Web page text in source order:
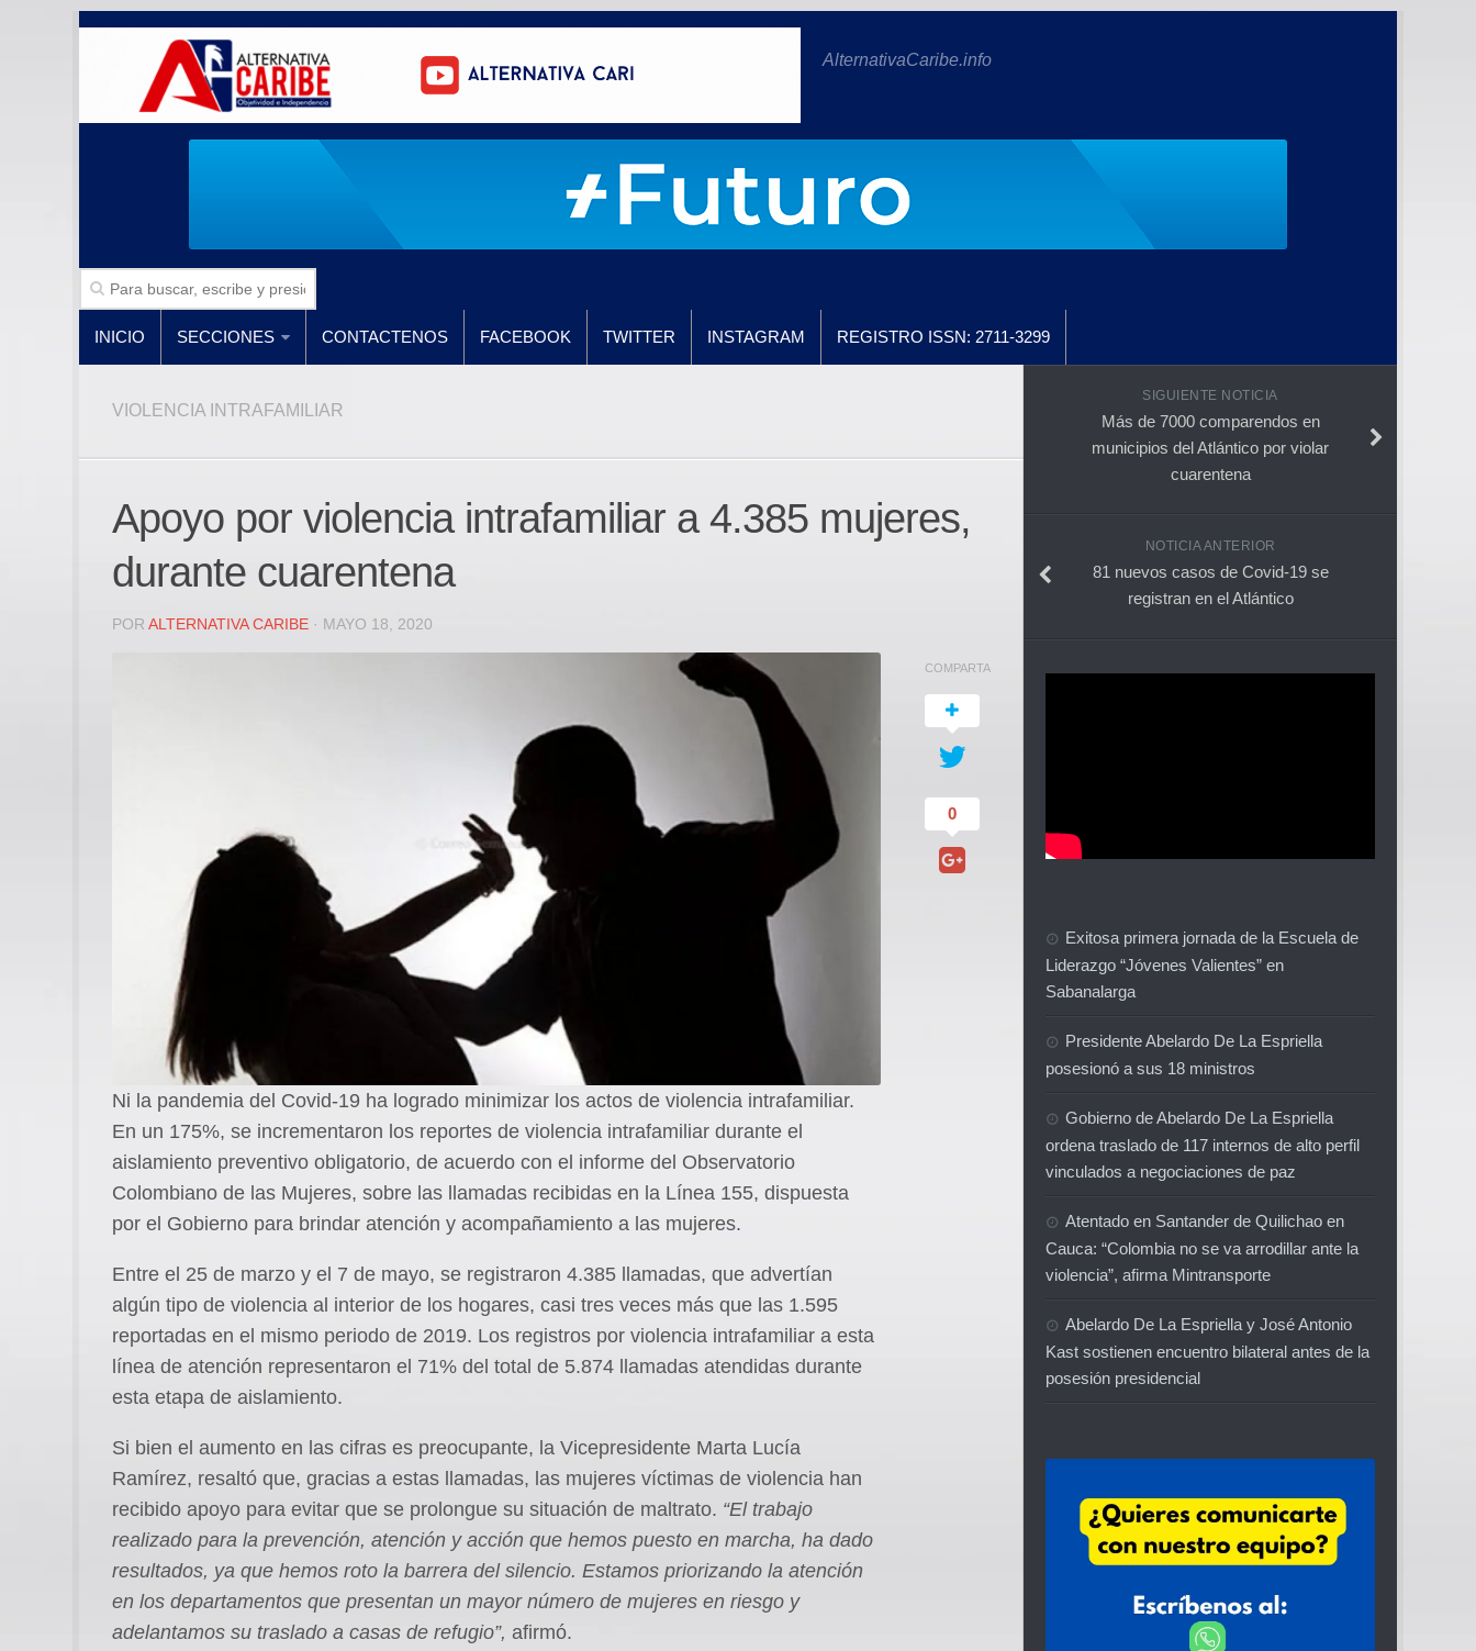
AlternativaCaribe.info
INICIO SECCIONES CONTACTENOS FACEBOOK TWITTER INSTAGRAM REGISTRO ISSN: 2711-3299
VIOLENCIA INTRAFAMILIAR
Apoyo por violencia intrafamiliar a 4.385 mujeres,
durante cuarentena
POR ALTERNATIVA CARIBE · MAYO 18, 2020
Ni la pandemia del Covid-19 ha logrado minimizar los actos de violencia intrafamiliar.
En un 175%, se incrementaron los reportes de violencia intrafamiliar durante el
aislamiento preventivo obligatorio, de acuerdo con el informe del Observatorio
Colombiano de las Mujeres, sobre las llamadas recibidas en la Línea 155, dispuesta
por el Gobierno para brindar atención y acompañamiento a las mujeres.
Entre el 25 de marzo y el 7 de mayo, se registraron 4.385 llamadas, que advertían
algún tipo de violencia al interior de los hogares, casi tres veces más que las 1.595
reportadas en el mismo periodo de 2019. Los registros por violencia intrafamiliar a esta
línea de atención representaron el 71% del total de 5.874 llamadas atendidas durante
esta etapa de aislamiento.
Si bien el aumento en las cifras es preocupante, la Vicepresidente Marta Lucía
Ramírez, resaltó que, gracias a estas llamadas, las mujeres víctimas de violencia han
recibido apoyo para evitar que se prolongue su situación de maltrato. “El trabajo
realizado para la prevención, atención y acción que hemos puesto en marcha, ha dado
resultados, ya que hemos roto la barrera del silencio. Estamos priorizando la atención
en los departamentos que presentan un mayor número de mujeres en riesgo y
adelantamos su traslado a casas de refugio”, afirmó.
COMPARTA
0
SIGUIENTE NOTICIA
Más de 7000 comparendos en
municipios del Atlántico por violar
cuarentena
NOTICIA ANTERIOR
81 nuevos casos de Covid-19 se
registran en el Atlántico
Exitosa primera jornada de la Escuela de
Liderazgo “Jóvenes Valientes” en
Sabanalarga
Presidente Abelardo De La Espriella
posesionó a sus 18 ministros
Gobierno de Abelardo De La Espriella
ordena traslado de 117 internos de alto perfil
vinculados a negociaciones de paz
Atentado en Santander de Quilichao en
Cauca: “Colombia no se va arrodillar ante la
violencia”, afirma Mintransporte
Abelardo De La Espriella y José Antonio
Kast sostienen encuentro bilateral antes de la
posesión presidencial